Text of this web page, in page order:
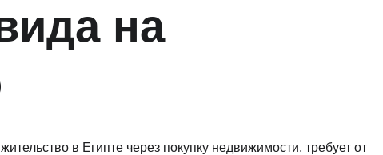
на
в Египте через покупку недвижимости, требует от